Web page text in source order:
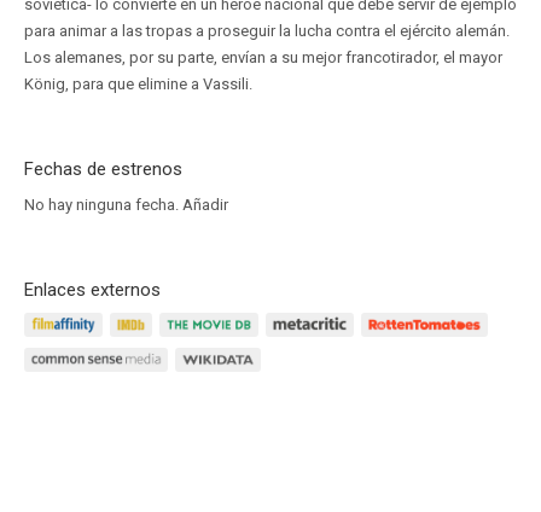
soviética- lo convierte en un héroe nacional que debe servir de ejemplo
para animar a las tropas a proseguir la lucha contra el ejército alemán.
Los alemanes, por su parte, envían a su mejor francotirador, el mayor
König, para que elimine a Vassili.
Fechas de estrenos
No hay ninguna fecha. Añadir
Enlaces externos